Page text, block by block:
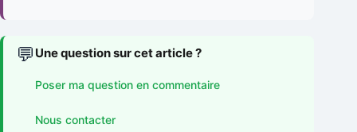
💬 Une question sur cet article ?
Poser ma question en commentaire
Nous contacter